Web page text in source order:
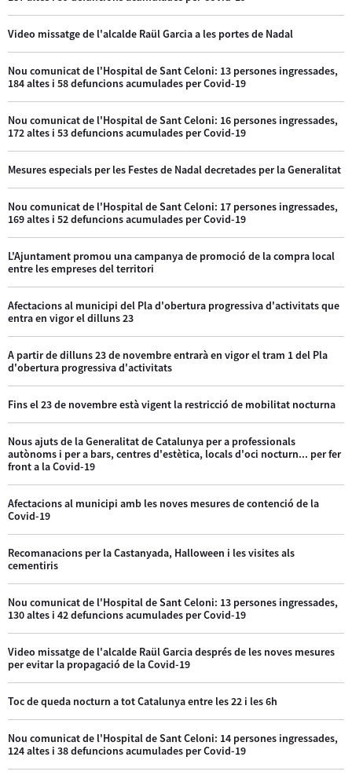
Video missatge de l'alcalde Raül Garcia a les portes de Nadal
Nou comunicat de l'Hospital de Sant Celoni: 13 persones ingressades,
184 altes i 58 defuncions acumulades per Covid-19
Nou comunicat de l'Hospital de Sant Celoni: 16 persones ingressades,
172 altes i 53 defuncions acumulades per Covid-19
Mesures especials per les Festes de Nadal decretades per la Generalitat
Nou comunicat de l'Hospital de Sant Celoni: 17 persones ingressades,
169 altes i 52 defuncions acumulades per Covid-19
L'Ajuntament promou una campanya de promoció de la compra local
entre les empreses del territori
Afectacions al municipi del Pla d'obertura progressiva d'activitats que
entra en vigor el dilluns 23
A partir de dilluns 23 de novembre entrarà en vigor el tram 1 del Pla
d'obertura progressiva d'activitats
Fins el 23 de novembre està vigent la restricció de mobilitat nocturna
Nous ajuts de la Generalitat de Catalunya per a professionals
autònoms i per a bars, centres d'estètica, locals d'oci nocturn... per fer
front a la Covid-19
Afectacions al municipi amb les noves mesures de contenció de la
Covid-19
Recomanacions per la Castanyada, Halloween i les visites als
cementiris
Nou comunicat de l'Hospital de Sant Celoni: 13 persones ingressades,
130 altes i 42 defuncions acumulades per Covid-19
Video missatge de l'alcalde Raül Garcia després de les noves mesures
per evitar la propagació de la Covid-19
Toc de queda nocturn a tot Catalunya entre les 22 i les 6h
Nou comunicat de l'Hospital de Sant Celoni: 14 persones ingressades,
124 altes i 38 defuncions acumulades per Covid-19